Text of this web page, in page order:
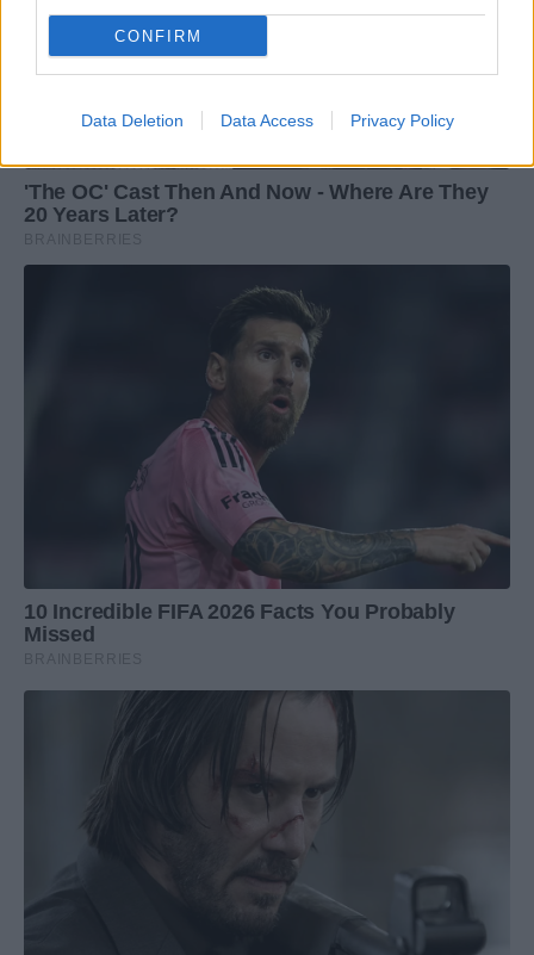
CONFIRM
Data Deletion Data Access Privacy Policy